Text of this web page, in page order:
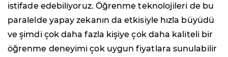
istifade edebiliyoruz. Öğrenme teknolojileri de bu
paralelde yapay zekanın da etkisiyle hızla büyüdü
ve şimdi çok daha fazla kişiye çok daha kaliteli bir
öğrenme deneyimi çok uygun fiyatlara sunulabilir